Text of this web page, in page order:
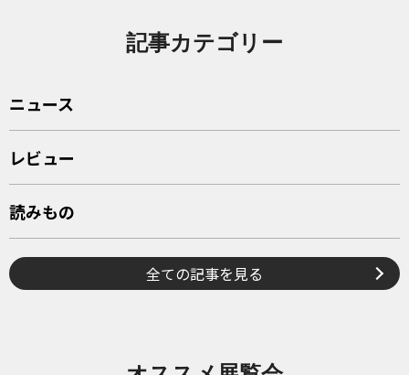
記事カテゴリー
ニュース
レビュー
読みもの
全ての記事を見る